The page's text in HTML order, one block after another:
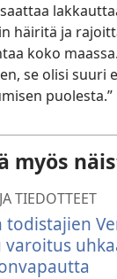
häiritä ja
koko
se olisi suuri
puolesta.”
myös
TIEDOTTEET
todistajien